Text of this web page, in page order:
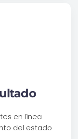
en línea
del estado